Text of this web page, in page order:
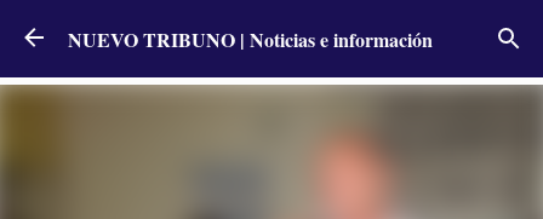
Ir al contenido principal
NUEVO TRIBUNO | Noticias e información